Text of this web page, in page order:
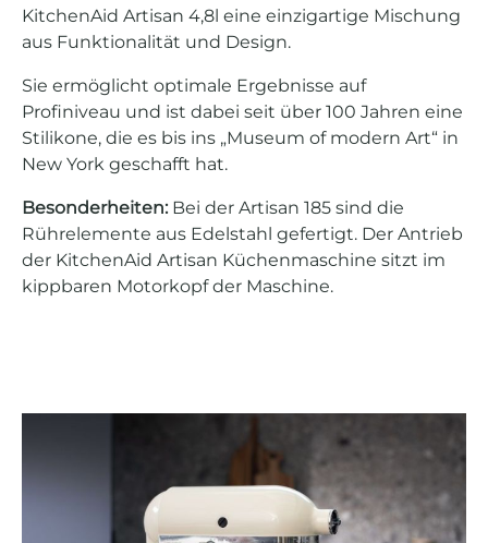
KitchenAid Artisan 4,8l eine einzigartige Mischung
aus Funktionalität und Design.
Sie ermöglicht optimale Ergebnisse auf
Profiniveau und ist dabei seit über 100 Jahren eine
Stilikone, die es bis ins „Museum of modern Art“ in
New York geschafft hat.
Besonderheiten: Bei der Artisan 185 sind die
Rührelemente aus Edelstahl gefertigt. Der Antrieb
der KitchenAid Artisan Küchenmaschine sitzt im
kippbaren Motorkopf der Maschine.